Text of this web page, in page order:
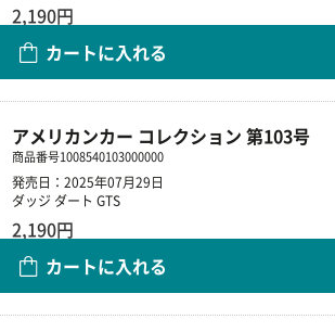
2,190円
カートに入れる
アメリカンカー コレクション 第103号
商品番号1008540103000000
発売日：2025年07月29日
ダッジ ダート GTS
2,190円
カートに入れる